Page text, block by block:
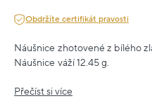
Obdržíte certifikát pravosti
Náušnice zhotovené z bílého
Náušnice váží 12.45 g.
Přečíst si více